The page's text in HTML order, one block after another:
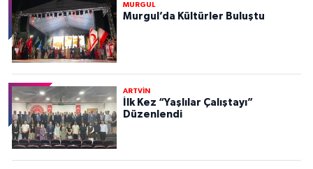
MURGUL
Murgul’da Kültürler Buluştu
ARTVİN
İlk Kez “Yaşlılar Çalıştayı”
Düzenlendi